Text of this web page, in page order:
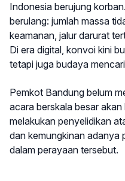
Indonesia berujung
berulang: jumlah massa
keamanan, jalur darurat
Di era digital, konvoi kini
tetapi juga budaya
Pemkot Bandung belum
acara berskala besar
melakukan penyelidikan
dan kemungkinan adanya
dalam perayaan tersebut.